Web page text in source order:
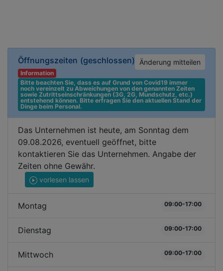
Öffnungszeiten (geschlossen) Änderung mitteilen
Information
Bitte beachten Sie, dass es auf Grund von Covid19 immer
noch vereinzelt zu Abweichungen von den genannten Zeiten
sowie Zutrittseinschränkungen (3G, 2G, Mundschutz, etc.)
entstehend können. Bitte erfragen Sie den aktuellen Stand der
Dinge beim Personal.
Das Unternehmen ist heute, am Sonntag dem
09.08.2026, eventuell geöffnet, bitte
kontaktieren Sie das Unternehmen. Angabe der
Zeiten ohne Gewähr.
vorlesen lassen
Montag 09:00-17:00
Dienstag 09:00-17:00
Mittwoch 09:00-17:00